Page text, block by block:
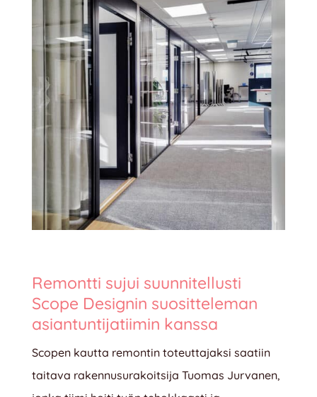
Remontti sujui suunnitellusti
Scope Designin suositteleman
asiantuntijatiimin kanssa
Scopen kautta remontin toteuttajaksi saatiin
taitava rakennusurakoitsija Tuomas Jurvanen,